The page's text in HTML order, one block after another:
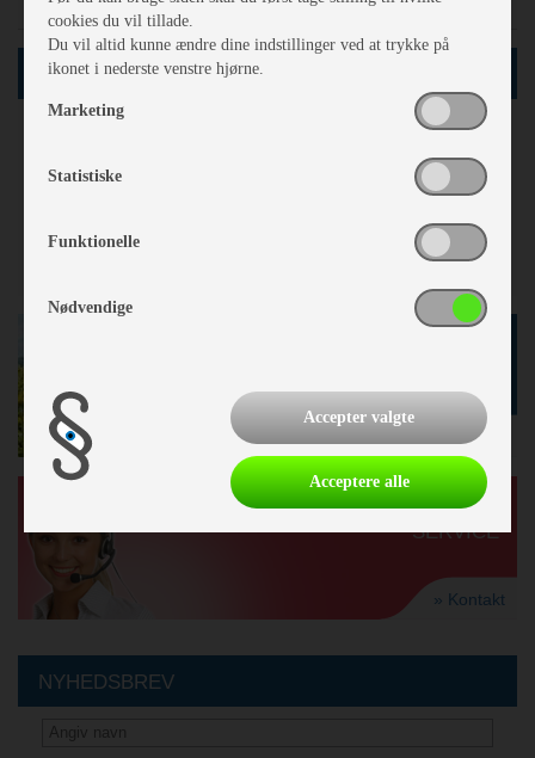
Sådan vejer politiet din campingvogn
SØG
Netop nu61
» se tilbud
KUNDE-
SERVICE
» Kontakt
NYHEDSBREV
cookies du vil tillade.
Du vil altid kunne ændre dine indstillinger ved at trykke på
ikonet i nederste venstre hjørne.
Marketing
Statistiske
Funktionelle
Nødvendige
Accepter valgte
Acceptere alle